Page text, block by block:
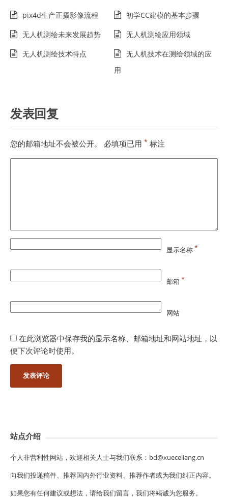
pix4d生产正摄影像流程
初学CC建模的基本步骤
无人机测绘未来发展趋势
无人机测绘应用领域
无人机测绘技术特点
无人机技术在测绘领域的应
用
发表回复
您的邮箱地址不会被公开。 必填项已用 * 标注
显示名称*
邮箱*
网站
在此浏览器中保存我的显示名称、邮箱地址和网站地址，以
便下次评论时使用。
站点介绍
个人非营利性网站，欢迎相关人士与我们联系：bd@xueceliang.cn
向我们投递稿件、推荐国内外行业资料、推荐作者或为我们纠正内容。
如果您有任何建议或想法，请给我们留言，我们将竭诚为您服务。